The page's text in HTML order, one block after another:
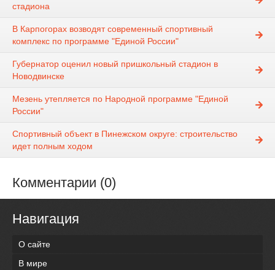
стадиона
В Карпогорах возводят современный спортивный
комплекс по программе "Единой России"
Губернатор оценил новый пришкольный стадион в
Новодвинске
Мезень утепляется по Народной программе "Единой
России"
Спортивный объект в Пинежском округе: строительство
идет полным ходом
Комментарии (0)
Навигация
О сайте
В мире